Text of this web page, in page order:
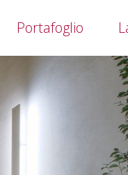
Portafoglio